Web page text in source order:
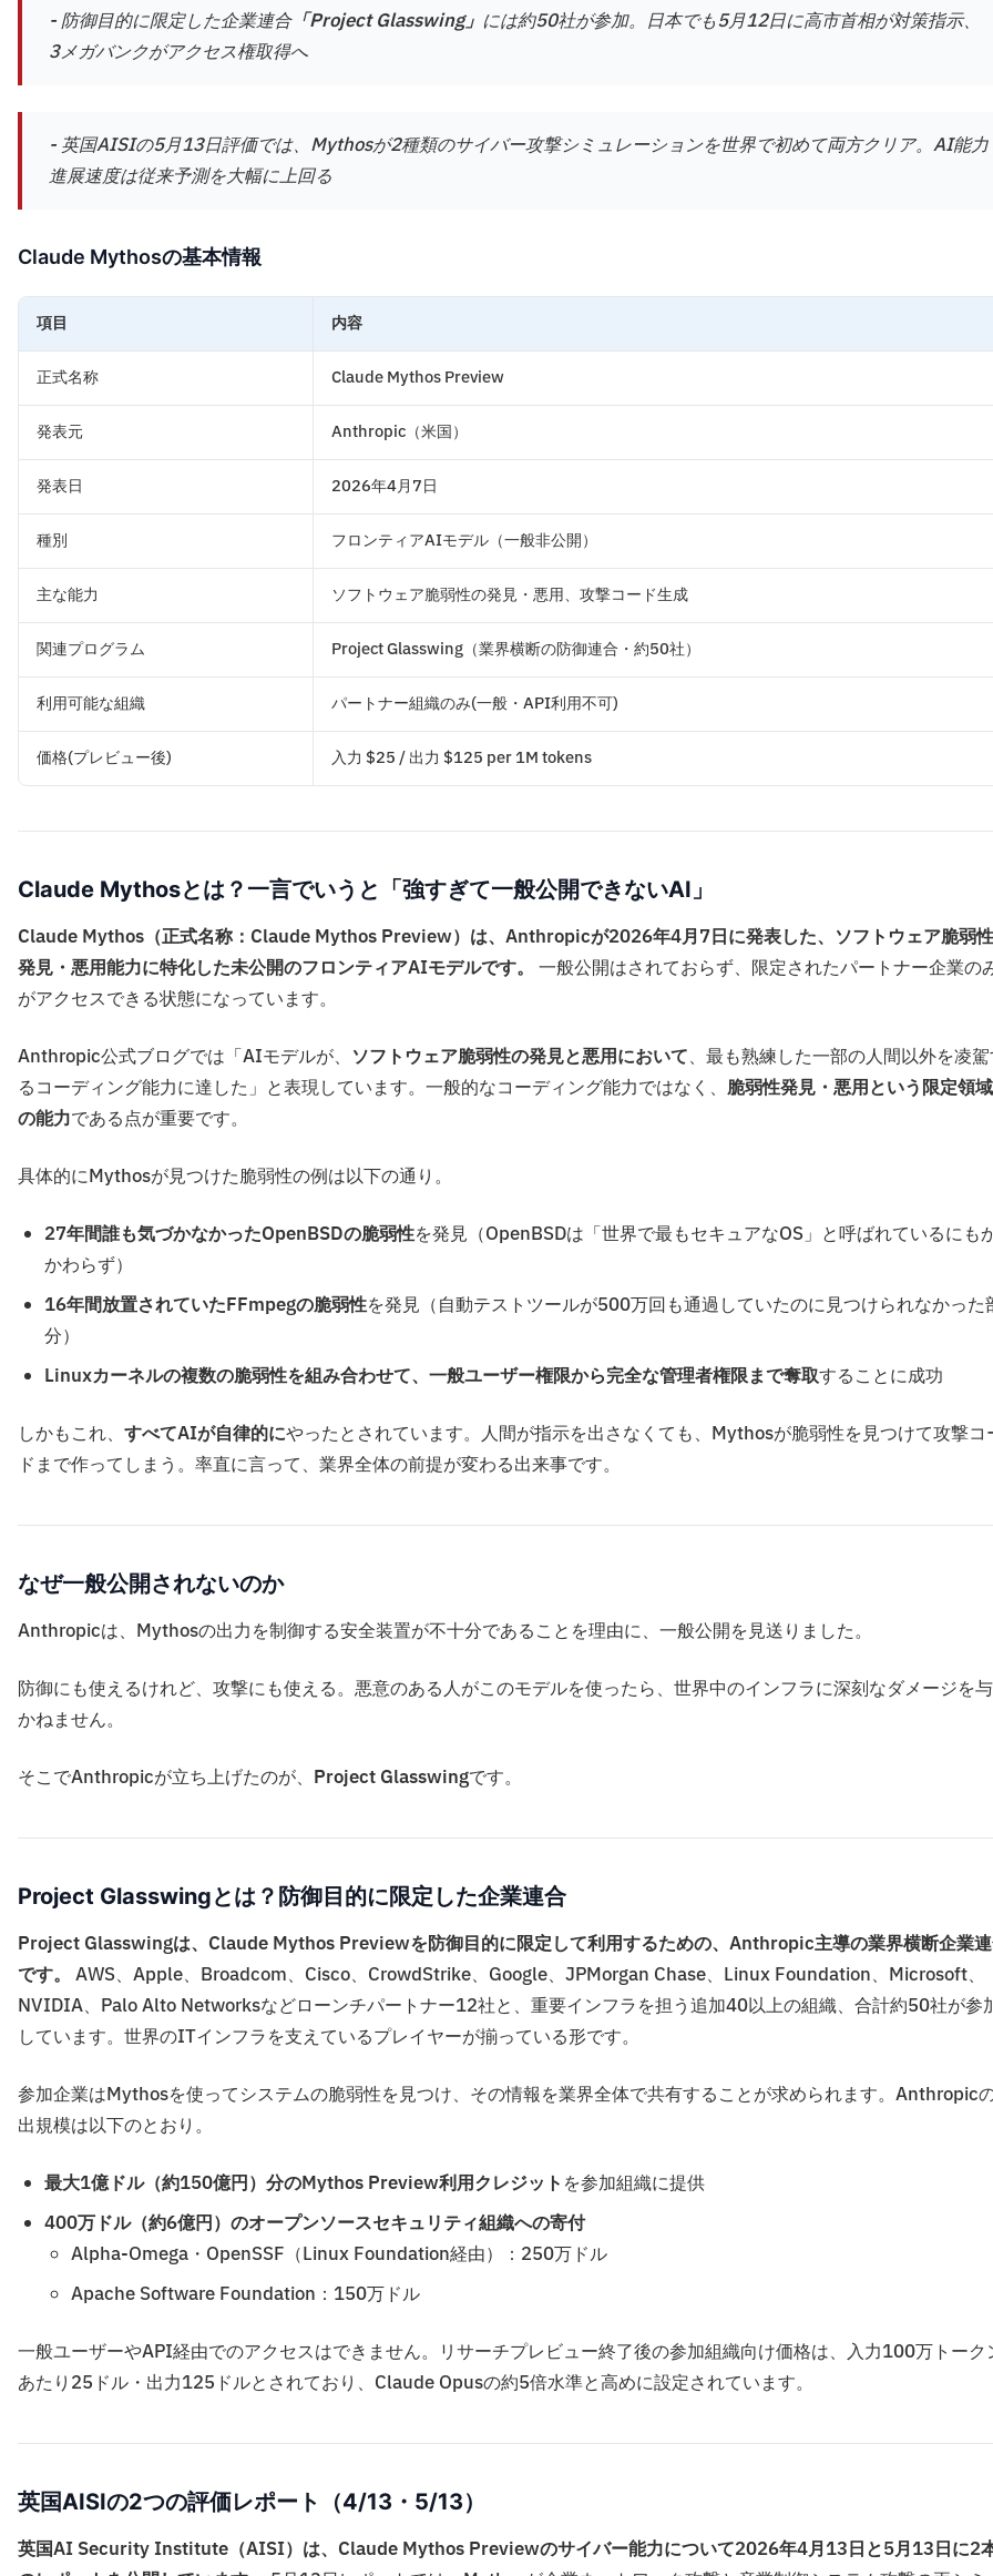
- 防御目的に限定した企業連合「Project Glasswing」 には約50社が参加。日本でも5月12日に高市首相が対策指示、
3メガバンクがアクセス権取得へ
- 英国AISIの5月13日評価では、Mythosが2種類のサイバー攻撃シミュレーションを世界で初めて両方クリア。AI能力
進展速度は従来予測を大幅に上回る
Claude Mythosの基本情報
項目 内容
正式名称 Claude Mythos Preview
発表元 Anthropic（米国）
発表日 2026年4月7日
種別 フロンティアAIモデル（一般非公開）
主な能力 ソフトウェア脆弱性の発見・悪用、攻撃コード生成
関連プログラム Project Glasswing（業界横断の防御連合・約50社）
利用可能な組織 パートナー組織のみ(一般・API利用不可)
価格(プレビュー後) 入力 $25 / 出力 $125 per 1M tokens
Claude Mythosとは？一言でいうと「強すぎて一般公開できないAI」
Claude Mythos（正式名称：Claude Mythos Preview）は、Anthropicが2026年4月7日に発表した、ソフトウェア脆弱
発見・悪用能力に特化した未公開のフロンティアAIモデルです。 一般公開はされておらず、限定されたパートナー企業の
がアクセスできる状態になっています。
Anthropic公式ブログでは「AIモデルが、 ソフトウェア脆弱性の発見と悪用において、最も熟練した一部の人間以外を凌
るコーディング能力に達した」と表現しています。一般的なコーディング能力ではなく、 脆弱性発見・悪用という限定領
の能力である点が重要です。
具体的にMythosが見つけた脆弱性の例は以下の通り。
27年間誰も気づかなかったOpenBSDの脆弱性を発見（OpenBSDは「世界で最もセキュアなOS」と呼ばれているにも
かわらず）
16年間放置されていたFFmpegの脆弱性を発見（自動テストツールが500万回も通過していたのに見つけられなかった
分）
Linuxカーネルの複数の脆弱性を組み合わせて、一般ユーザー権限から完全な管理者権限まで奪取することに成功
しかもこれ、 すべてAIが自律的にやったとされています。人間が指示を出さなくても、Mythosが脆弱性を見つけて攻撃コ
ドまで作ってしまう。率直に言って、業界全体の前提が変わる出来事です。
なぜ一般公開されないのか
Anthropicは、Mythosの出力を制御する安全装置が不十分であることを理由に、一般公開を見送りました。
防御にも使えるけれど、攻撃にも使える。悪意のある人がこのモデルを使ったら、世界中のインフラに深刻なダメージを
かねません。
そこでAnthropicが立ち上げたのが、 Project Glasswingです。
Project Glasswingとは？防御目的に限定した企業連合
Project Glasswingは、Claude Mythos Previewを防御目的に限定して利用するための、Anthropic主導の業界横断企業
です。 AWS、Apple、Broadcom、Cisco、CrowdStrike、Google、JPMorgan Chase、Linux Foundation、Microsoft、
NVIDIA、Palo Alto Networksなどローンチパートナー12社と、重要インフラを担う追加40以上の組織、合計約50社が参
しています。世界のITインフラを支えているプレイヤーが揃っている形です。
参加企業はMythosを使ってシステムの脆弱性を見つけ、その情報を業界全体で共有することが求められます。Anthropic
出規模は以下のとおり。
最大1億ドル（約150億円）分のMythos Preview利用クレジット を参加組織に提供
400万ドル（約6億円）のオープンソースセキュリティ組織への寄付
Alpha-Omega・OpenSSF（Linux Foundation経由）：250万ドル
Apache Software Foundation：150万ドル
一般ユーザーやAPI経由でのアクセスはできません。リサーチプレビュー終了後の参加組織向け価格は、入力100万トーク
あたり25ドル・出力125ドルとされており、Claude Opusの約5倍水準と高めに設定されています。
英国AISIの2つの評価レポート（4/13・5/13）
英国AI Security Institute（AISI）は、Claude Mythos Previewのサイバー能力について2026年4月13日と5月13日に2